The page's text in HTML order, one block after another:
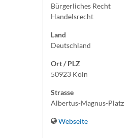
Bürgerliches Recht
Handelsrecht
Land
Deutschland
Ort / PLZ
50923 Köln
Strasse
Albertus-Magnus-Platz
Webseite